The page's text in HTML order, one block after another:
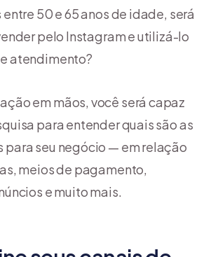
50 e 65 anos de idade, será
pelo Instagram e utilizá-lo
atendimento?
em mãos, você será capaz
para entender quais são as
para seu negócio — em relação
meios de pagamento,
e muito mais.